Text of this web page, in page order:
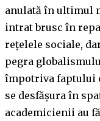
anulată în ultimul
intrat brusc în
rețelele sociale,
pegra
împotriva faptului
se desfășura în
academicienii au